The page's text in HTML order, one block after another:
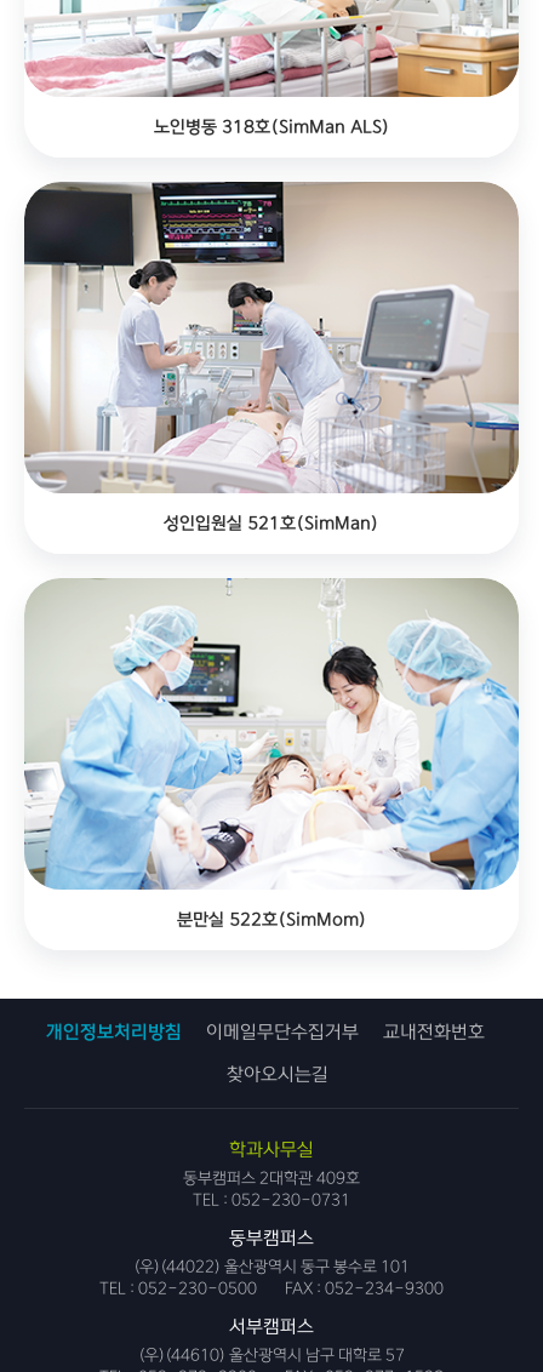
노인병동 318호(SimMan ALS)
성인입원실 521호(SimMan)
분만실 522호(SimMom)
개인정보처리방침 이메일무단수집거부 교내전화번호
찾아오시는길
학과사무실
동부캠퍼스 2대학관 409호
TEL : 052-230-0731
동부캠퍼스
(우)(44022) 울산광역시 동구 봉수로 101
TEL : 052-230-0500 FAX : 052-234-9300
서부캠퍼스
(우)(44610) 울산광역시 남구 대학로 57